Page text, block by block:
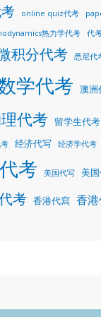
online quiz代考
热力学代考 代
积分代考 悉尼代
学代考 澳洲
代考 留学生代考
经济代写 经济学代考
考 美国代写 美
考 香港代寫 香